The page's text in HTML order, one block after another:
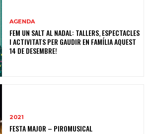
AGENDA
FEM UN SALT AL NADAL: TALLERS, ESPECTACLES
I ACTIVITATS PER GAUDIR EN FAMÍLIA AQUEST
14 DE DESEMBRE!
2021
FESTA MAJOR – PIROMUSICAL